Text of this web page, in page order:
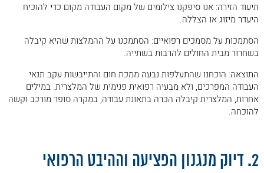
תיעוד הזירה: אנו סיפקנו צילומים של מקום העבודה מקום כדי להוכיח
היעדר מיזוג או הצללה.
הסתמכות על מסמכים רפואיים: הסתמכנו על ההמלצות שהיא קיבלה
בשחרור מבית החולים להרבות בשתייה.
התוצאה: הוכחנו שהתעלפות נבעה ממכת חום והתייבשות עקב תנאי
העבודה המפרכים, ולא מבעיה רפואית פנימית של המלצרית. במילים
אחרות, המלצרית קיבלה הכרה בתאונת עבודה, במקרה סופר מורכב וקשה
להוכחה.
2. דיוק מנגנון הפציעה וההיבט הרפואי